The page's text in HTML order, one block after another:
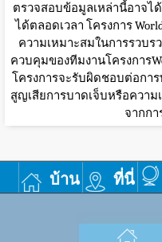
ตรวจสอบข้อมูลเหล่านี้อาจไ
ได้ตลอดเวลา โครงการ
ความเหมาะสมในการรวบ
ควบคุมของทีมงานโครงการ
โครงการจะรับผิดชอบต่อกา
สูญเสียการบาดเจ็บหรือควา
จากก
บ้าน ที่นี่